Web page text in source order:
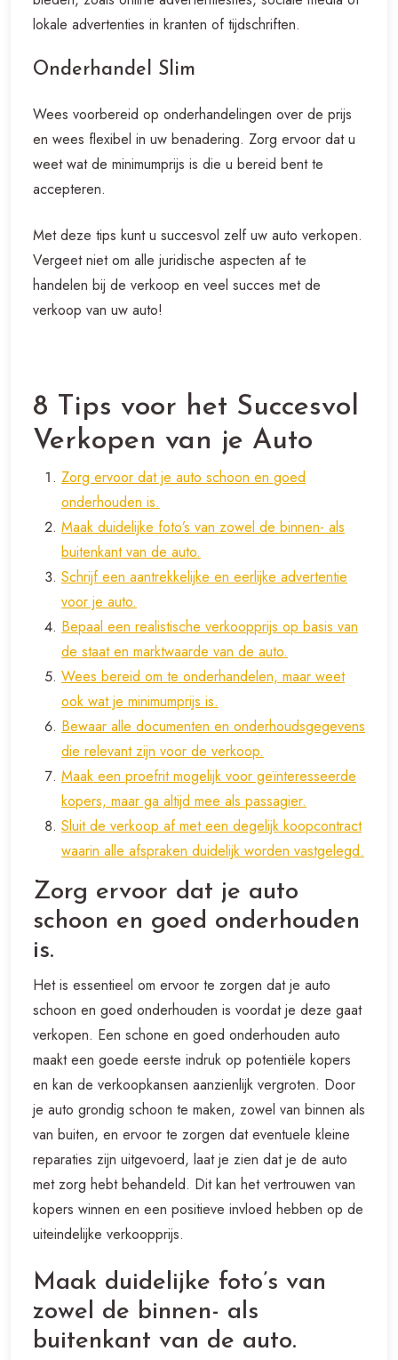
lokale advertenties in kranten of tijdschriften.
Onderhandel Slim
Wees voorbereid op onderhandelingen over de prijs
en wees flexibel in uw benadering. Zorg ervoor dat u
weet wat de minimumprijs is die u bereid bent te
accepteren.
Met deze tips kunt u succesvol zelf uw auto verkopen.
Vergeet niet om alle juridische aspecten af te
handelen bij de verkoop en veel succes met de
verkoop van uw auto!
8 Tips voor het Succesvol
Verkopen van je Auto
Zorg ervoor dat je auto schoon en goed
onderhouden is.
Maak duidelijke foto’s van zowel de binnen- als
buitenkant van de auto.
Schrijf een aantrekkelijke en eerlijke advertentie
voor je auto.
Bepaal een realistische verkoopprijs op basis van
de staat en marktwaarde van de auto.
Wees bereid om te onderhandelen, maar weet
ook wat je minimumprijs is.
Bewaar alle documenten en onderhoudsgegevens
die relevant zijn voor de verkoop.
Maak een proefrit mogelijk voor geïnteresseerde
kopers, maar ga altijd mee als passagier.
Sluit de verkoop af met een degelijk koopcontract
waarin alle afspraken duidelijk worden vastgelegd.
Zorg ervoor dat je auto
schoon en goed onderhouden
is.
Het is essentieel om ervoor te zorgen dat je auto
schoon en goed onderhouden is voordat je deze gaat
verkopen. Een schone en goed onderhouden auto
maakt een goede eerste indruk op potentiële kopers
en kan de verkoopkansen aanzienlijk vergroten. Door
je auto grondig schoon te maken, zowel van binnen als
van buiten, en ervoor te zorgen dat eventuele kleine
reparaties zijn uitgevoerd, laat je zien dat je de auto
met zorg hebt behandeld. Dit kan het vertrouwen van
kopers winnen en een positieve invloed hebben op de
uiteindelijke verkoopprijs.
Maak duidelijke foto’s van
zowel de binnen- als
buitenkant van de auto.